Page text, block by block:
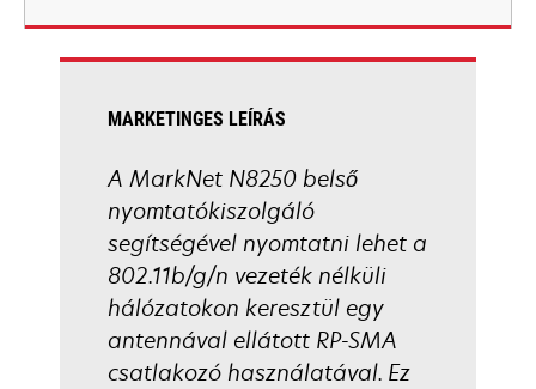
MARKETINGES LEÍRÁS
A MarkNet N8250 belső
nyomtatókiszolgáló
segítségével nyomtatni lehet a
802.11b/g/n vezeték nélküli
hálózatokon keresztül egy
antennával ellátott RP-SMA
csatlakozó használatával. Ez